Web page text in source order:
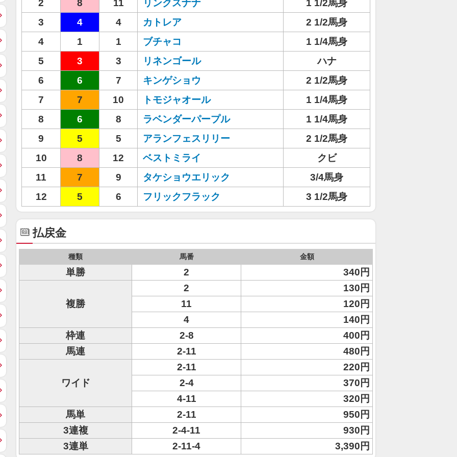
2 8 11 リンクスナナ
1 1/2馬身
3
4 4 カトレア
2 1/2馬身
4
1 1 ブチャコ
1 1/4馬身
5
3 3 リネンゴール
ハナ
6
6 7 キンゲショウ
2 1/2馬身
7
7 10 トモジャオール
1 1/4馬身
8
6 8 ラベンダーパープル
1 1/4馬身
9
5 5 アランフェスリリー
2 1/2馬身
10
8 12 ベストミライ
クビ
11
7 9 タケショウエリック
3/4馬身
12
5 6 フリックフラック 3 1/2馬身
払戻金
種類 馬番 金額
単勝 2 340円
複勝
2
130円
11
120円
4
140円
枠連
2-8
400円
馬連
2-11 480円
ワイド
2-11
220円
2-4
370円
4-11
320円
馬単
2-11
950円
3連複
2-4-11
930円
3連単
2-11-4 3,390円